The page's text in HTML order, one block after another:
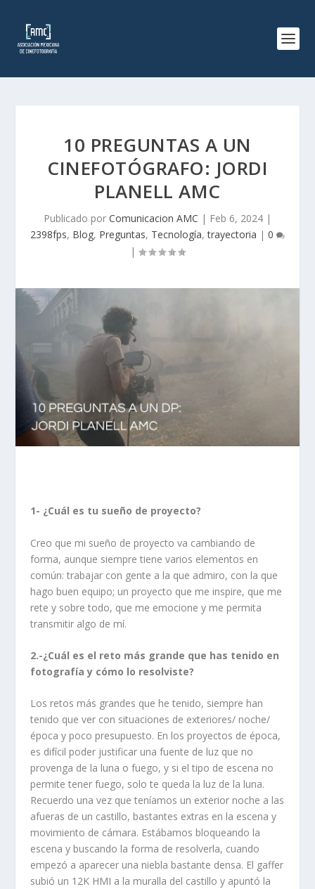
10 PREGUNTAS A UN
CINEFOTÓGRAFO: JORDI
PLANELL AMC
Publicado por Comunicacion AMC | Feb 6, 2024 |
2398fps, Blog, Preguntas, Tecnología,trayectoria | 0
|
1- ¿Cuál es tu sueño de proyecto?
Creo que mi sueño de proyecto va cambiando de
forma, aunque siempre tiene varios elementos en
común: trabajar con gente a la que admiro, con la que
hago buen equipo; un proyecto que me inspire, que me
rete y sobre todo, que me emocione y me permita
transmitir algo de mí.
2.-¿Cuál es el reto más grande que has tenido en
fotografía y cómo lo resolviste?
Los retos más grandes que he tenido, siempre han
tenido que ver con situaciones de exteriores/ noche/
época y poco presupuesto. En los proyectos de época,
es difícil poder justificar una fuente de luz que no
provenga de la luna o fuego, y si el tipo de escena no
permite tener fuego, solo te queda la luz de la luna.
Recuerdo una vez que teníamos un exterior noche a las
afueras de un castillo, bastantes extras en la escena y
movimiento de cámara. Estábamos bloqueando la
escena y buscando la forma de resolverla, cuando
empezó a aparecer una niebla bastante densa. El gaffer
subió un 12K HMI a la muralla del castillo y apuntó la